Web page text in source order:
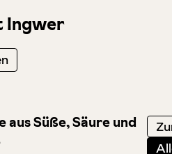
Ingwer
aus Süße, Säure und